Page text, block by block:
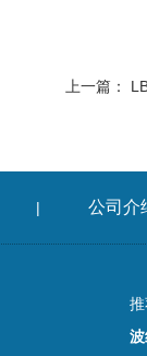
上一篇：
| 公司介